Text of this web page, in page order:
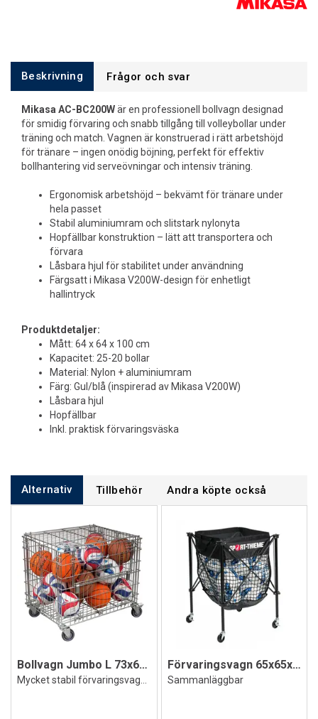
Beskrivning Frågor och svar
Mikasa AC-BC200Wär en professionell bollvagn designad
för smidig förvaring och snabb tillgång till volleybollar under
träning och match. Vagnen är konstruerad i rätt arbetshöjd
för tränare – ingen onödig böjning, perfekt för effektiv
bollhantering vid serveövningar och intensiv träning.
Ergonomisk arbetshöjd – bekvämt för tränare under
hela passet
Stabil aluminiumram och slitstark nylonyta
Hopfällbar konstruktion – lätt att transportera och
förvara
Låsbara hjul för stabilitet under användning
Färgsatt i Mikasa V200W-design för enhetligt
hallintryck
Produktdetaljer:
Mått: 64 x 64 x 100 cm
Kapacitet: 25-20 bollar
Material: Nylon + aluminiumram
Färg: Gul/blå (inspirerad av Mikasa V200W)
Låsbara hjul
Hopfällbar
Inkl. praktisk förvaringsväska
Alternativ Tillbehör Andra köpte också
Bollvagn Jumbo L 73x60x80 cm Förvaringsvagn 65x65x88 cm
Sammanläggbar